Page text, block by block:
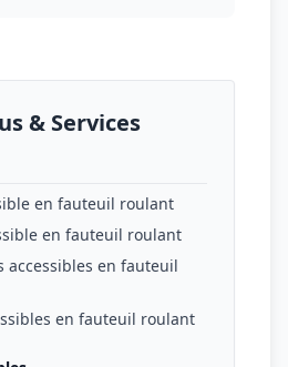
& Services
en fauteuil roulant
en fauteuil roulant
accessibles en fauteuil
en fauteuil roulant